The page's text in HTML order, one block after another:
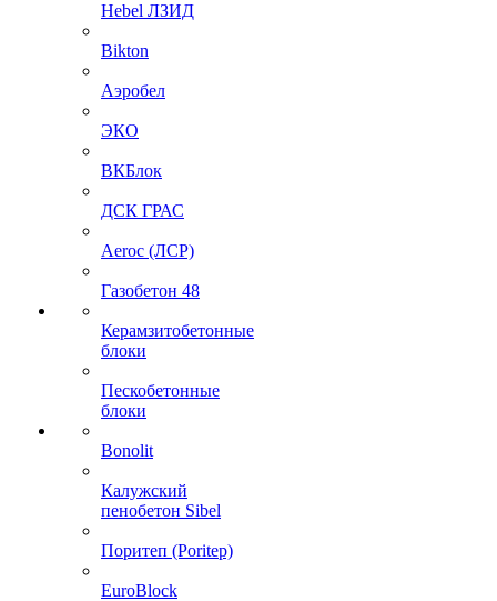
Hebel ЛЗИД
Bikton
Аэробел
ЭКО
ВКБлок
ДСК ГРАС
Aeroc (ЛСР)
Газобетон 48
Керамзитобетонные
блоки
Пескобетонные
блоки
Bonolit
Калужский
пенобетон Sibel
Поритеп (Poritep)
EuroBlock